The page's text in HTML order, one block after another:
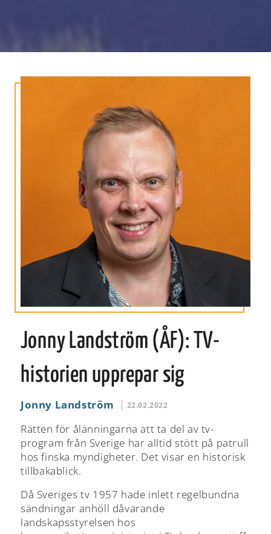
Jonny Landström (ÅF): TV-
historien upprepar sig
Jonny Landström 22.02.2022
Rätten för ålänningarna att ta del av tv-
program från Sverige har alltid stött på patrull
hos finska myndigheter. Det visar en historisk
tillbakablick.
Då Sveriges tv 1957 hade inlett regelbundna
sändningar anhöll dåvarande
landskapsstyrelsen hos